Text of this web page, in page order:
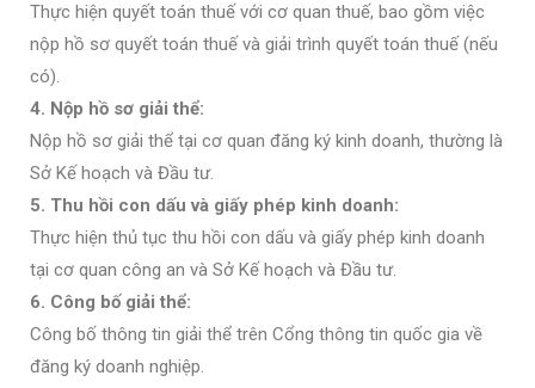
Thực hiện quyết toán thuế với cơ quan thuế, bao gồm việc
nộp hồ sơ quyết toán thuế và giải trình quyết toán thuế (nếu
có).
4. Nộp hồ sơ giải thể:
Nộp hồ sơ giải thể tại cơ quan đăng ký kinh doanh, thường là
Sở Kế hoạch và Đầu tư.
5. Thu hồi con dấu và giấy phép kinh doanh:
Thực hiện thủ tục thu hồi con dấu và giấy phép kinh doanh
tại cơ quan công an và Sở Kế hoạch và Đầu tư.
6. Công bố giải thể:
Công bố thông tin giải thể trên Cổng thông tin quốc gia về
đăng ký doanh nghiệp.